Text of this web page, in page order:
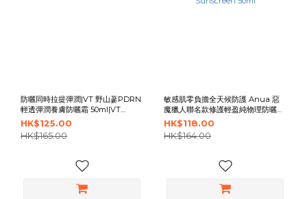
防曬同時拉提彈潤|VT 野山蔘PDRN
輕透彈潤養膚防曬霜 50ml|VT
PDRN Air Cloud Sunscreen 50ml
HK$125.00
HK$165.00
敏感肌零負擔全天候防護 Anua 惡
魔獵人聯名款修護輕盈純物理防曬霜
50ml|Anua Kpop Demon
Hunters Mineral Weightless
Finish Sunscreen 50ml
HK$118.00
HK$164.00